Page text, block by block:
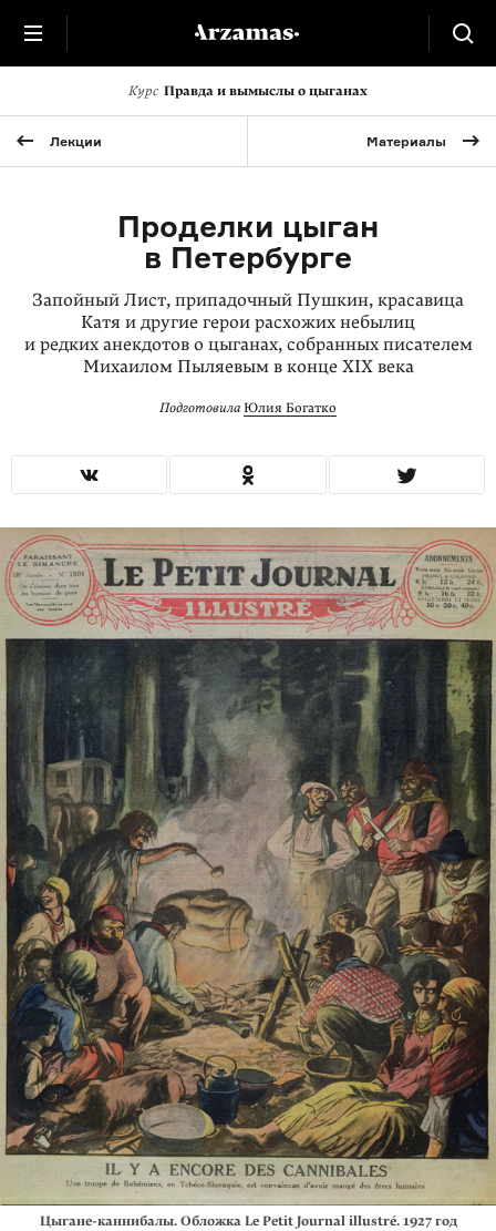
Курс Правда и вымыслы о цыганах
Лекции Материалы
Проделки цыган
в Петербурге
Запойный Лист, припадочный Пушкин, красавица
Катя и другие герои расхожих небылиц
и редких анекдотов о цыганах, собранных писателем
Михаилом Пыляевым в конце XIX века
Подготовила Юлия Богатко
Цыгане-каннибалы. Обложка Le Petit Journal illustré. 1927 год